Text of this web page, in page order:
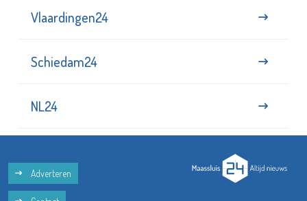
Vlaardingen24
Schiedam24
NL24
Adverteren